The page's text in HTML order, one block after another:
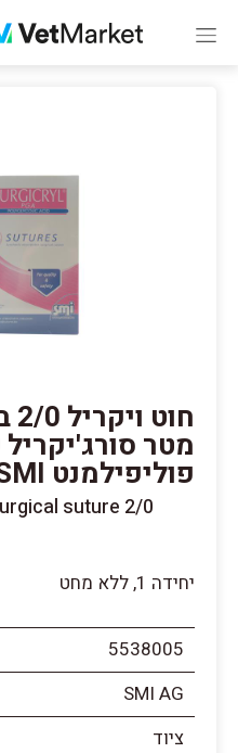
פוליפילמנט SMI
suture 2/0
יחידה 1, ללא מחט
5538005
SMI AG
ציוד